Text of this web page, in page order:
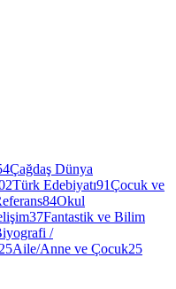
Çağdaş Dünya
Türk Edebiyatı91Çocuk ve
84Okul
37Fantastik ve Bilim
/
25Aile/Anne ve Çocuk25